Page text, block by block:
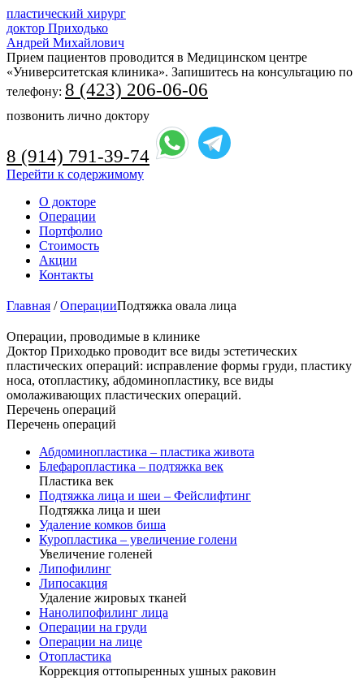
пластический хирург
доктор Приходько
Андрей Михайлович
Прием пациентов проводится в Медицинском центре
«Университетская клиника». Запишитесь на консультацию по
телефону: 8 (423) 206-06-06
позвонить лично доктору
8 (914) 791-39-74
Перейти к содержимому
О докторе
Операции
Портфолио
Стоимость
Акции
Контакты
Главная /ОперацииПодтяжка овала лица
Операции, проводимые в клинике
Доктор Приходько проводит все виды эстетических
пластических операций: исправление формы груди, пластику
носа, отопластику, абдоминоплаcтику, все виды
омолаживающих пластических операций.
Перечень операций
Перечень операций
Абдоминопластика – пластика живота
Блефаропластика – подтяжка век
Пластика век
Подтяжка лица и шеи – Фейслифтинг
Подтяжка лица и шеи
Удаление комков биша
Куропластика – увеличение голени
Увеличение голеней
Липофилинг
Липосакция
Удаление жировых тканей
Нанолипофилинг лица
Операции на груди
Операции на лице
Отопластика
Коррекция оттопыренных ушных раковин